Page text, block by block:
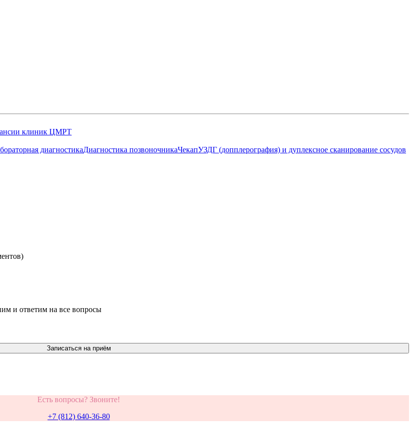
клиник ЦМРТ
диагностикаДиагностика позвоночникаЧекапУЗДГ (допплерография) и дуплексное сканирование сосудов
и ответим на все вопросы
Записаться на приём
Есть вопросы? Звоните!
+7 (812) 640-36-80